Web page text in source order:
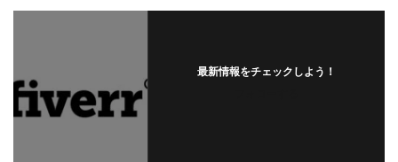
最新情報をチェックしよう！